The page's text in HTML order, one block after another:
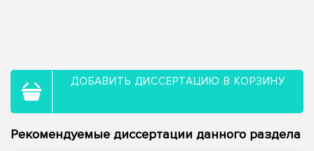
ДОБАВИТЬ ДИССЕРТАЦИЮ В КОРЗИНУ
Рекомендуемые диссертации данного раздела